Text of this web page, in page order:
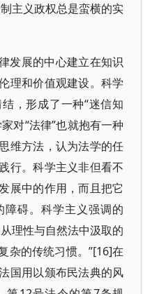
主义政权总是蛮横的实
发展的中心建立在知识
理和价值观建设。科学
，形成了一种“迷信知
对“法律”也就抱有一种
维方法，认为法学的任
行。科学主义非但看不
展中的作用，而且把它
碍。科学主义强调的
理性与自然法中汲取的
杂的传统习惯。”[16]在
国用以颁布民法典的风